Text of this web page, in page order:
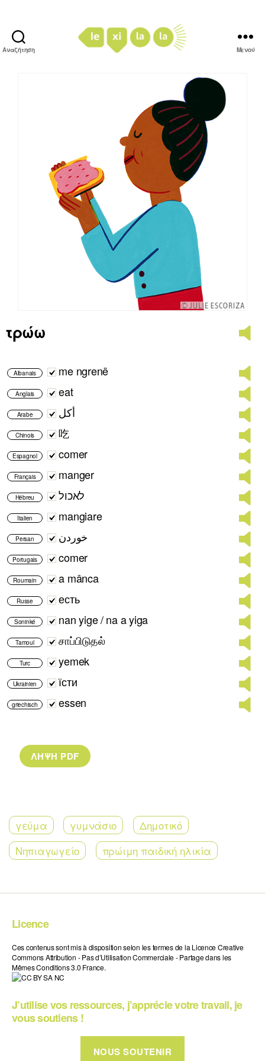
Αναζήτηση Μενού
τρώω
Albanais me ngrenë
Anglais eat
Arabe أكل
Chinois 吃
Espagnol comer
Français manger
Hébreu לאכול
Italien mangiare
Persan خوردن
Portugais comer
Roumain a mânca
Russe есть
Soninké nan yige / na a yiga
Tamoul சாப்பிடுதல்
Turc yemek
Ukrainien їсти
griechisch essen
γεύμα γυμνάσιο
Δημοτικό
Νηπιαγωγείο
πρώιμη παιδική ηλικία
Licence
Ces contenus sont mis à disposition selon les termes de la Licence Creative
Commons Attribution - Pas d’Utilisation Commerciale - Partage dans les
Mêmes Conditions 3.0 France.
J’utilise vos ressources, j’apprécie votre travail, je
vous soutiens !
NOUS SOUTENIR